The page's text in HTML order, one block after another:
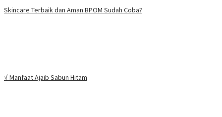
Skincare Terbaik dan Aman BPOM Sudah Coba?
√ Manfaat Ajaib Sabun Hitam